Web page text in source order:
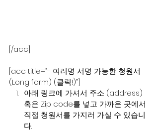
[/acc]
[acc title=”- 여러명 서명 가능한 청원서
(Long form) (클릭!)”]
아래 링크에 가셔서 주소 (address)
혹은 Zip code를 넣고 가까운 곳에서
직접 청원서를 가지러 가실 수 있습니
다.